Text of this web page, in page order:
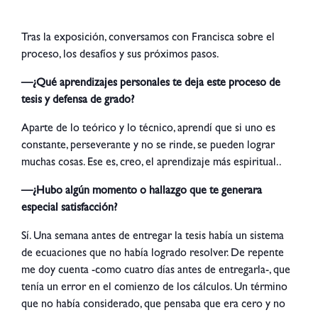
Tras la exposición, conversamos con Francisca sobre el
proceso, los desafíos y sus próximos pasos.
—¿Qué aprendizajes personales te deja este proceso de
tesis y defensa de grado?
Aparte de lo teórico y lo técnico, aprendí que si uno es
constante, perseverante y no se rinde, se pueden lograr
muchas cosas. Ese es, creo, el aprendizaje más espiritual..
—¿Hubo algún momento o hallazgo que te generara
especial satisfacción?
Sí. Una semana antes de entregar la tesis había un sistema
de ecuaciones que no había logrado resolver.De repente
me doy cuenta -como cuatro días antes de entregarla-, que
tenía un error en el comienzo de los cálculos. Un término
que no había considerado, que pensaba que era cero y no